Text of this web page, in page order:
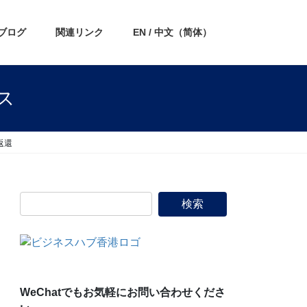
ログ 関連リンク EN / 中文（简体）
還
WeChatでもお気軽にお問い合わせくださ